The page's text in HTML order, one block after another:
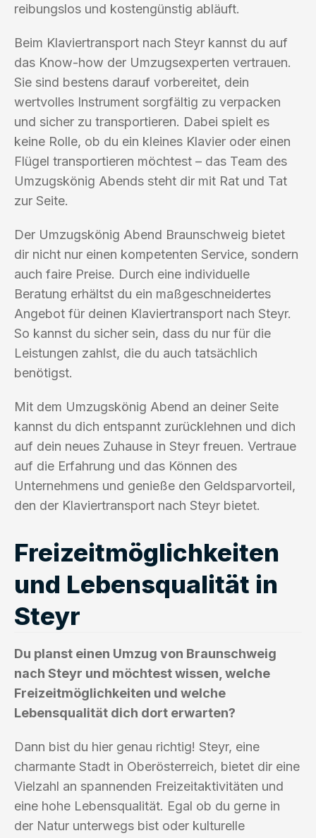
reibungslos und kostengünstig abläuft.
Beim Klaviertransport nach Steyr kannst du auf
das Know-how der Umzugsexperten vertrauen.
Sie sind bestens darauf vorbereitet, dein
wertvolles Instrument sorgfältig zu verpacken
und sicher zu transportieren. Dabei spielt es
keine Rolle, ob du ein kleines Klavier oder einen
Flügel transportieren möchtest – das Team des
Umzugskönig Abends steht dir mit Rat und Tat
zur Seite.
Der Umzugskönig Abend Braunschweig bietet
dir nicht nur einen kompetenten Service, sondern
auch faire Preise. Durch eine individuelle
Beratung erhältst du ein maßgeschneidertes
Angebot für deinen Klaviertransport nach Steyr.
So kannst du sicher sein, dass du nur für die
Leistungen zahlst, die du auch tatsächlich
benötigst.
Mit dem Umzugskönig Abend an deiner Seite
kannst du dich entspannt zurücklehnen und dich
auf dein neues Zuhause in Steyr freuen. Vertraue
auf die Erfahrung und das Können des
Unternehmens und genieße den Geldsparvorteil,
den der Klaviertransport nach Steyr bietet.
Freizeitmöglichkeiten
und Lebensqualität in
Steyr
Du planst einen Umzug von Braunschweig
nach Steyr und möchtest wissen, welche
Freizeitmöglichkeiten und welche
Lebensqualität dich dort erwarten?
Dann bist du hier genau richtig! Steyr, eine
charmante Stadt in Oberösterreich, bietet dir eine
Vielzahl an spannenden Freizeitaktivitäten und
eine hohe Lebensqualität. Egal ob du gerne in
der Natur unterwegs bist oder kulturelle